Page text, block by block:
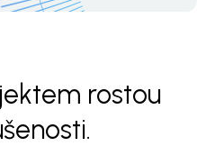
rostou